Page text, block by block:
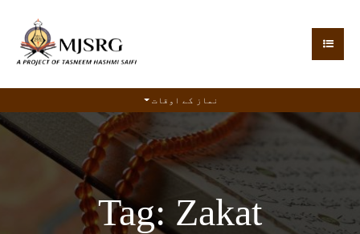
نماز کے اوقات
Tag: Zakat